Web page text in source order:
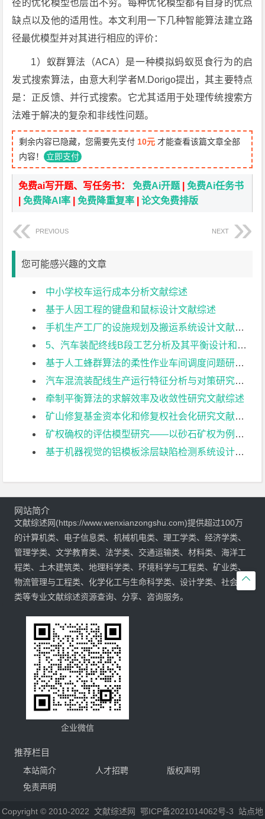
径的优化模型也层出不穷。每种优化模型都有自身的优点
缺点以及他的适用性。本文利用一下几种智能算法建立路
径最优模型并对其进行相应的评价：
1）蚁群算法（ACA）是一种模拟蚂蚁觅食行为的启
发式搜索算法，由意大利学者M.Dorigo提出，其主要特点
是：正反馈、并行式搜索。它尤其适用于处理传统搜索方
法难于解决的复杂和非线性问题。
剩余内容已隐藏，您需要先支付 10元 才能查看该篇文章全部
内容！ 立即支付
免费ai写开题、写任务书：免费Ai开题 |免费Ai任务书
|免费降AI率 |免费降重复率 |论文免费排版
PREVIOUS NEXT
您可能感兴趣的文章
中小学校车运行成本分析文献综述
基于人因工程的键盘和鼠标设计文献综述
手机生产工厂的设施规划及搬运系统设计文献综述
5、汽车装配终线B段工艺分析及其平衡设计和仿真文献综述
基于人工蜂群算法的柔性作业车间调度问题研究文献综述
汽车混流装配线生产运行特征分析与对策研究文献综述
牵制平衡算法的求解效率及收敛性研究文献综述
矿山修复基金资本化和修复权社会化研究文献综述
矿权确权的评估模型研究——以砂石矿权为例文献综述
基于机器视觉的铝模板涂层缺陷检测系统设计文献综述

网站简介
文献综述网(https://www.wenxianzongshu.com)提供超过100万
的计算机类、电子信息类、机械机电类、理工学类、经济学类、
管理学类、文学教育类、法学类、交通运输类、材料类、海洋工
程类、土木建筑类、地理科学类、环境科学与工程类、矿业类、
物流管理与工程类、化学化工与生命科学类、设计学类、社会学
类等专业文献综述资源查询、分享、咨询服务。
企业微信
推荐栏目
本站简介 人才招聘
版权声明
免责声明
Copyright © 2010-2022 文献综述网 鄂ICP备2021014062号-3 站点地